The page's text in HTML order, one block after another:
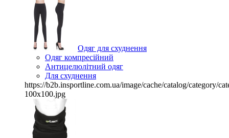
Одяг для схуднення
Одяг компресійний
Антицелюлітний одяг
Для схуднення
https://b2b.insportline.com.ua/image/cache/catalog/category/
100x100.jpg